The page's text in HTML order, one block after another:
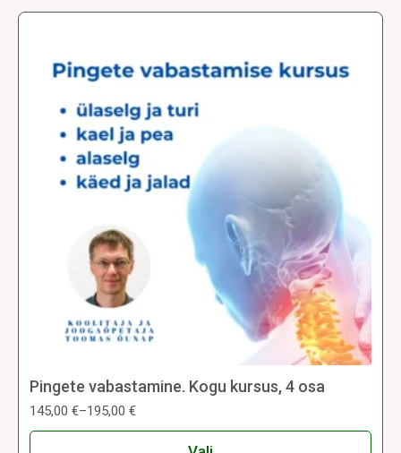
mitu
saab
tootelehel.
Pingete vabastamine. Kogu kursus, 4 osa
145,00 €–195,00 €
Hinnavahemik:
145,00 €
Sellel